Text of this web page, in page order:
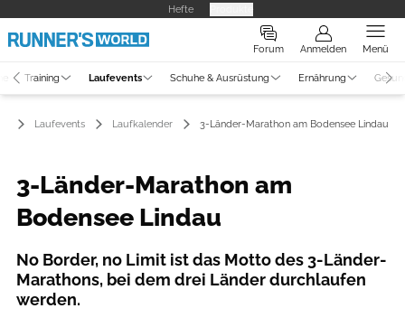
Hefte
Forum Anmelden Menü
Training Laufevents Schuhe & Ausrüstung Ernährung
Laufevents Laufkalender 3-Länder-Marathon am Bodensee Lindau
3-Länder-Marathon am
Bodensee Lindau
No Border, no Limit ist das Motto des 3-Länder-
Marathons, bei dem drei Länder durchlaufen
werden.